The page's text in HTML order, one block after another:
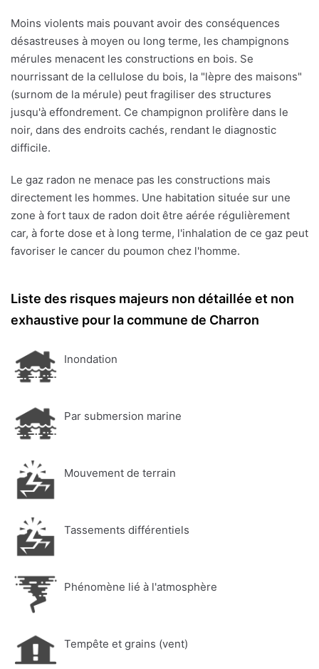
Moins violents mais pouvant avoir des conséquences
désastreuses à moyen ou long terme, les champignons
mérules menacent les constructions en bois. Se
nourrissant de la cellulose du bois, la "lèpre des maisons"
(surnom de la mérule) peut fragiliser des structures
jusqu'à effondrement. Ce champignon prolifère dans le
noir, dans des endroits cachés, rendant le diagnostic
difficile.
Le gaz radon ne menace pas les constructions mais
directement les hommes. Une habitation située sur une
zone à fort taux de radon doit être aérée régulièrement
car, à forte dose et à long terme, l'inhalation de ce gaz peut
favoriser le cancer du poumon chez l'homme.
Liste des risques majeurs non détaillée et non
exhaustive pour la commune de Charron
Inondation
Par submersion marine
Mouvement de terrain
Tassements différentiels
Phénomène lié à l'atmosphère
Tempête et grains (vent)